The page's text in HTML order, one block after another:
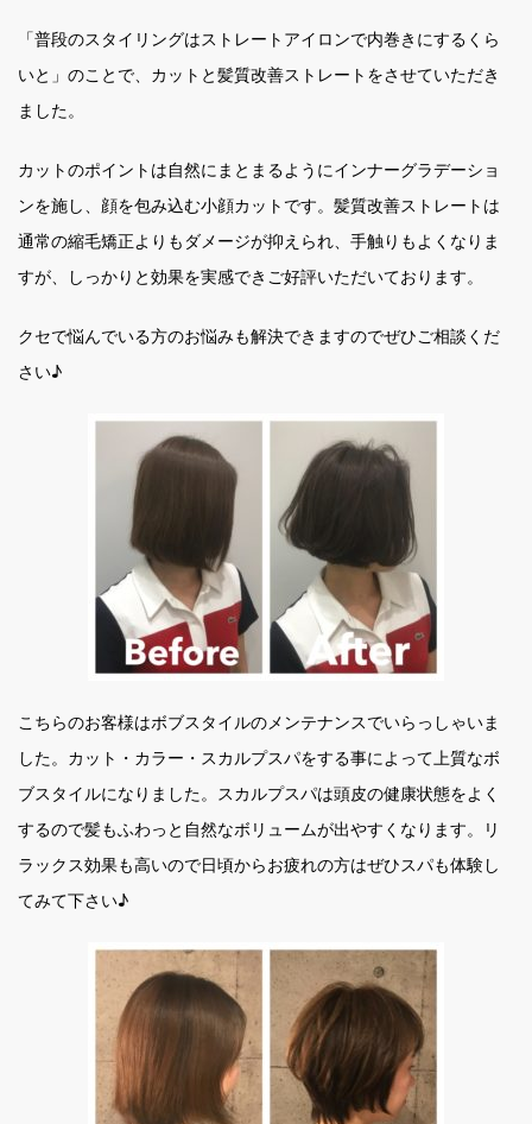
「普段のスタイリングはストレートアイロンで内巻きにするくら
いと」のことで、カットと髪質改善ストレートをさせていただき
ました。
カットのポイントは自然にまとまるようにインナーグラデーショ
ンを施し、顔を包み込む小顔カットです。髪質改善ストレートは
通常の縮毛矯正よりもダメージが抑えられ、手触りもよくなりま
すが、しっかりと効果を実感できご好評いただいております。
クセで悩んでいる方のお悩みも解決できますのでぜひご相談くだ
さい♪
こちらのお客様はボブスタイルのメンテナンスでいらっしゃいま
した。カット・カラー・スカルプスパをする事によって上質なボ
ブスタイルになりました。スカルプスパは頭皮の健康状態をよく
するので髪もふわっと自然なボリュームが出やすくなります。リ
ラックス効果も高いので日頃からお疲れの方はぜひスパも体験し
てみて下さい♪